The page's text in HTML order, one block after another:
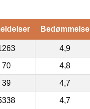
Bedømmelse
4,9
70 4,8
39 4,7
4,7